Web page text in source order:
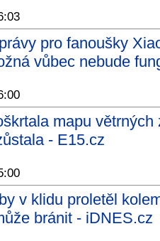
pro fanoušky
vůbec nebude
mapu
- E15.cz
v klidu proletěl
bránit - iDNES.cz